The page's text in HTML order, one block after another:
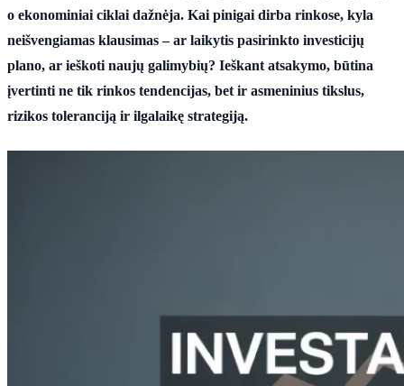
o ekonominiai ciklai dažnėja. Kai pinigai dirba rinkose, kyla
neišvengiamas klausimas – ar laikytis pasirinkto investicijų
plano, ar ieškoti naujų galimybių? Ieškant atsakymo, būtina
įvertinti ne tik rinkos tendencijas, bet ir asmeninius tikslus,
rizikos toleranciją ir ilgalaikę strategiją.